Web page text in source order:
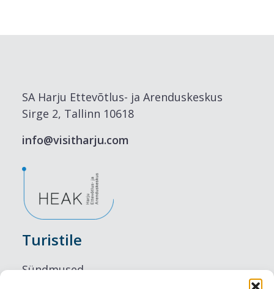
SA Harju Ettevõtlus- ja Arenduskeskus
Sirge 2, Tallinn 10618
info@visitharju.com
Turistile
Sündmused